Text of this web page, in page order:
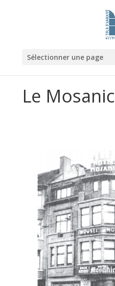
Sélectionner une page
Le Mosanic